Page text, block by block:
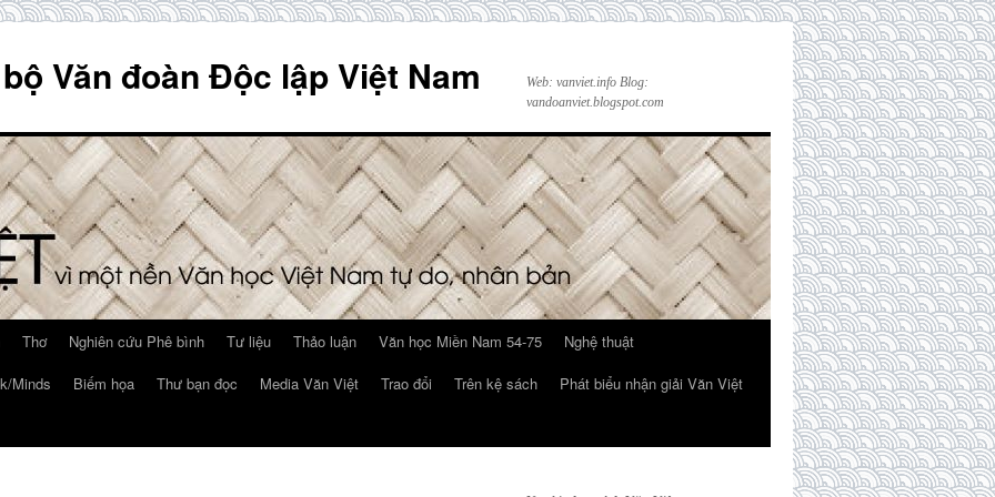
Văn đoàn Độc lập Việt Nam
Web: vanviet.info Blog:
vandoanviet.blogspot.com
Thơ Nghiên cứu Phê bình Tư liệu Thảo luận Văn học Miền Nam 54-75
Nghệ thuật
Minds Biếm họa Thư bạn đọc Media Văn Việt Trao đổi Trên kệ sách
Phát biểu nhận giải Văn Việt